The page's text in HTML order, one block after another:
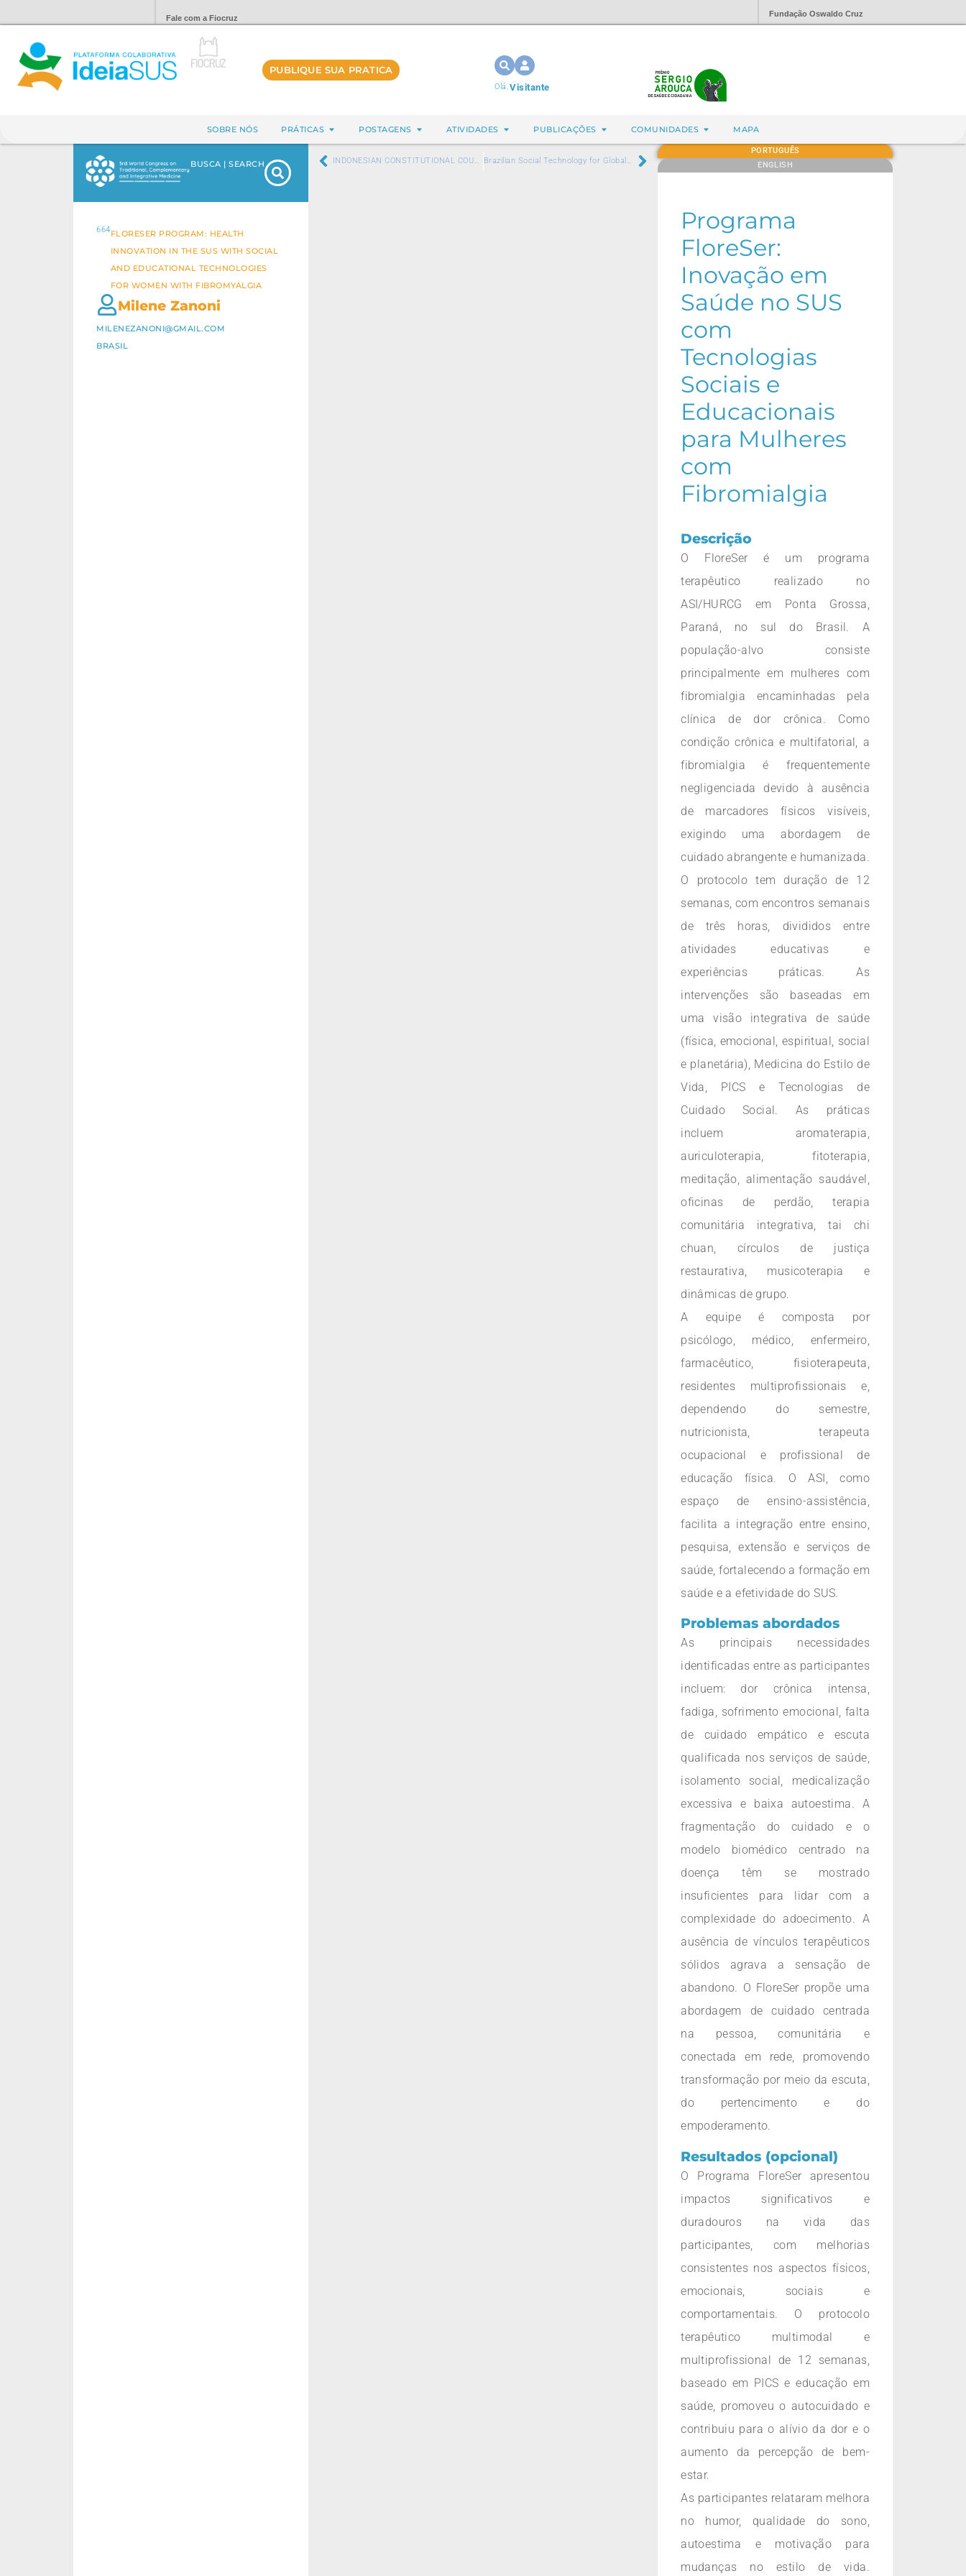
Fale com a Fiocruz Fundação Oswaldo Cruz
PUBLIQUE SUA PRATICA
Olá,Visitante
SOBRE NÓS PRÁTICAS POSTAGENS ATIVIDADES PUBLICAÇÕES COMUNIDADES MAPA
BUSCA | SEARCH
664FLORESER PROGRAM: HEALTH
INNOVATION IN THE SUS WITH SOCIAL
AND EDUCATIONAL TECHNOLOGIES
FOR WOMEN WITH FIBROMYALGIA
Milene Zanoni
MILENEZANONI@GMAIL.COM
BRASIL
INDONESIAN CONSTITUTIONAL COURT DETERMINES CONTRAFLOW IN INTEGRATIVE MEDICINE: EXPERIENCE REPORT OF SUNAT LAWSUIT Brazilian Social Technology for Global Mental Health: Integrative Community Therapy as an Effective, Scalable, and Low-Cost Response to Post-Pandemic Suffering
PORTUGUÊS
ENGLISH
Programa
FloreSer:
Inovação em
Saúde no SUS
com
Tecnologias
Sociais e
Educacionais
para Mulheres
com
Fibromialgia
Descrição
O FloreSer é um programa
terapêutico realizado no
ASI/HURCG em Ponta Grossa,
Paraná, no sul do Brasil. A
população-alvo consiste
principalmente em mulheres com
fibromialgia encaminhadas pela
clínica de dor crônica. Como
condição crônica e multifatorial, a
fibromialgia é frequentemente
negligenciada devido à ausência
de marcadores físicos visíveis,
exigindo uma abordagem de
cuidado abrangente e humanizada.
O protocolo tem duração de 12
semanas, com encontros semanais
de três horas, divididos entre
atividades educativas e
experiências práticas. As
intervenções são baseadas em
uma visão integrativa de saúde
(física, emocional, espiritual, social
e planetária), Medicina do Estilo de
Vida, PICS e Tecnologias de
Cuidado Social. As práticas
incluem aromaterapia,
auriculoterapia, fitoterapia,
meditação, alimentação saudável,
oficinas de perdão, terapia
comunitária integrativa, tai chi
chuan, círculos de justiça
restaurativa, musicoterapia e
dinâmicas de grupo.
A equipe é composta por
psicólogo, médico, enfermeiro,
farmacêutico, fisioterapeuta,
residentes multiprofissionais e,
dependendo do semestre,
nutricionista, terapeuta
ocupacional e profissional de
educação física. O ASI, como
espaço de ensino-assistência,
facilita a integração entre ensino,
pesquisa, extensão e serviços de
saúde, fortalecendo a formação em
saúde e a efetividade do SUS.
Problemas abordados
As principais necessidades
identificadas entre as participantes
incluem: dor crônica intensa,
fadiga, sofrimento emocional, falta
de cuidado empático e escuta
qualificada nos serviços de saúde,
isolamento social, medicalização
excessiva e baixa autoestima. A
fragmentação do cuidado e o
modelo biomédico centrado na
doença têm se mostrado
insuficientes para lidar com a
complexidade do adoecimento. A
ausência de vínculos terapêuticos
sólidos agrava a sensação de
abandono. O FloreSer propõe uma
abordagem de cuidado centrada
na pessoa, comunitária e
conectada em rede, promovendo
transformação por meio da escuta,
do pertencimento e do
empoderamento.
Resultados (opcional)
O Programa FloreSer apresentou
impactos significativos e
duradouros na vida das
participantes, com melhorias
consistentes nos aspectos físicos,
emocionais, sociais e
comportamentais. O protocolo
terapêutico multimodal e
multiprofissional de 12 semanas,
baseado em PICS e educação em
saúde, promoveu o autocuidado e
contribuiu para o alívio da dor e o
aumento da percepção de bem-
estar.
As participantes relataram melhora
no humor, qualidade do sono,
autoestima e motivação para
mudanças no estilo de vida.